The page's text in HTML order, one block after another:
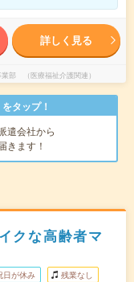
詳しく見る
部 （医療福祉介護関連）
タップ！
遣会社から
きます！
クな高齢者マ
日が休み 残業なし